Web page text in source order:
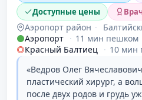
Доступные цены
Аэропорт район ·
Аэропорт · 11 мин пешком
Красный Балтиец · 10 мин
«Ведров Олег
пластический хирург, а
после двух родов и грудь